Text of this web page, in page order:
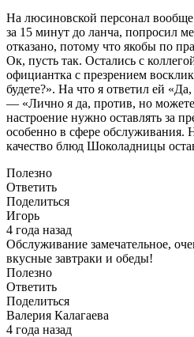
На люсиновской персонал
за 15 минут до ланча, попросил
отказано, потому что якобы по
Ок, пусть так. Остались с
официантка с презрением
будете?». На что я ответил ей
— «Лично я да, против, но
настроение нужно оставлять за
особенно в сфере обслуживания.
качество блюд Шоколадницы
Полезно
Ответить
Поделиться
Игорь
4 года назад
Обслуживание замечательное,
вкусные завтраки и обеды!
Полезно
Ответить
Поделиться
Валерия Калагаева
4 года назад